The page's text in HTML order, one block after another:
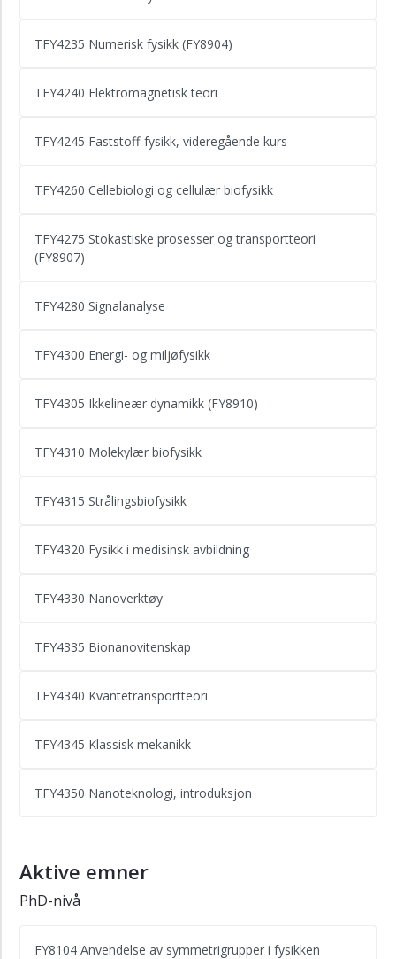
TFY4235 Numerisk fysikk (FY8904)
TFY4240 Elektromagnetisk teori
TFY4245 Faststoff-fysikk, videregående kurs
TFY4260 Cellebiologi og cellulær biofysikk
TFY4275 Stokastiske prosesser og transportteori
(FY8907)
TFY4280 Signalanalyse
TFY4300 Energi- og miljøfysikk
TFY4305 Ikkelineær dynamikk (FY8910)
TFY4310 Molekylær biofysikk
TFY4315 Strålingsbiofysikk
TFY4320 Fysikk i medisinsk avbildning
TFY4330 Nanoverktøy
TFY4335 Bionanovitenskap
TFY4340 Kvantetransportteori
TFY4345 Klassisk mekanikk
TFY4350 Nanoteknologi, introduksjon
Aktive emner
PhD-nivå
FY8104 Anvendelse av symmetrigrupper i fysikken